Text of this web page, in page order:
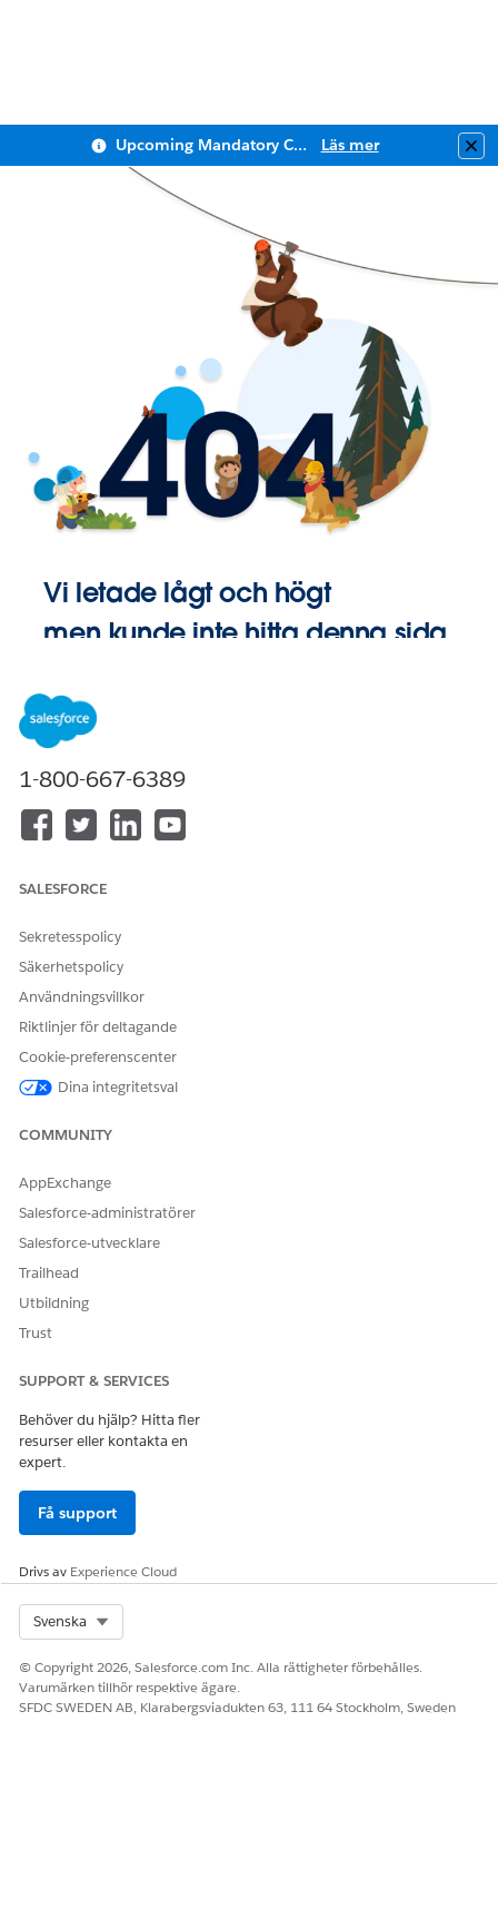
Upcoming Mandatory Changes to Public Key Infrastructure (PKI) Läs mer
Vi letade lågt och högt
men kunde inte hitta denna sida.
1-800-667-6389
SALESFORCE
Sekretesspolicy
Säkerhetspolicy
Användningsvillkor
Riktlinjer för deltagande
Cookie-preferenscenter
Dina integritetsval
COMMUNITY
AppExchange
Salesforce-administratörer
Salesforce-utvecklare
Trailhead
Utbildning
Trust
SUPPORT & SERVICES
Behöver du hjälp? Hitta fler
resurser eller kontakta en
expert.
Få support
Drivs av Experience Cloud
Svenska
© Copyright 2026, Salesforce.com Inc. Alla rättigheter förbehålles.
Varumärken tillhör respektive ägare.
SFDC SWEDEN AB, Klarabergsviadukten 63, 111 64 Stockholm, Sweden